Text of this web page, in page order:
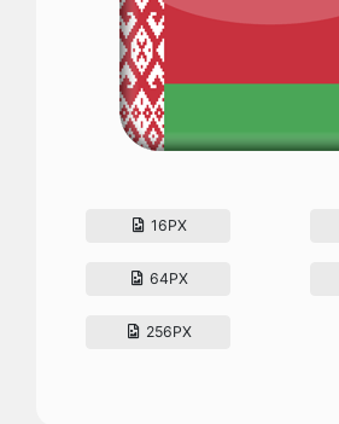
16PX
64PX
256PX